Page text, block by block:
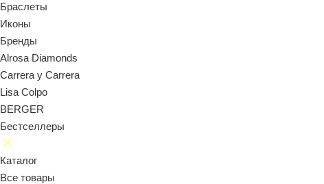
Браслеты
Иконы
Бренды
Alrosa Diamonds
Carrera y Carrera
Lisa Colpo
BERGER
Бестселлеры
Каталог
Все товары